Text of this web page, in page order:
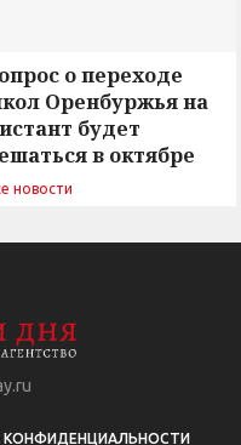
о переходе
Оренбуржья на
будет
в октябре
новости
КОНФИДЕНЦИАЛЬНОСТИ